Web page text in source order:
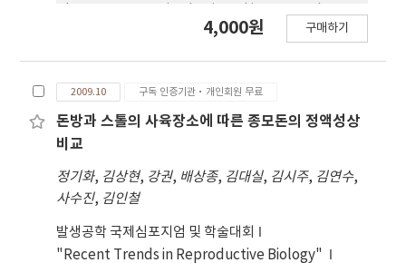
survey responses were collected by direct
2008. The survey showed that sixty-four AI
centers were enrolled in local government
and those of fifty-two AI centers were under
owned a total of 3,334 boars and the Duroc
breed accounted for the highest rate(73.1%)
of all boar breeds. In type of ownership,
agricultural management corporations was
4,000원 구매하기
2009.10 구독 인증기관·개인회원 무료
돈방과 스톨의 사육장소에 따른 종모돈의 정액성상
비교
정기화, 김상현, 강권, 배상종, 김대실, 김시주, 김연수,
사수진, 김인철
발생공학 국제심포지엄 및 학술대회
"Recent Trends in Reproductive Biology"